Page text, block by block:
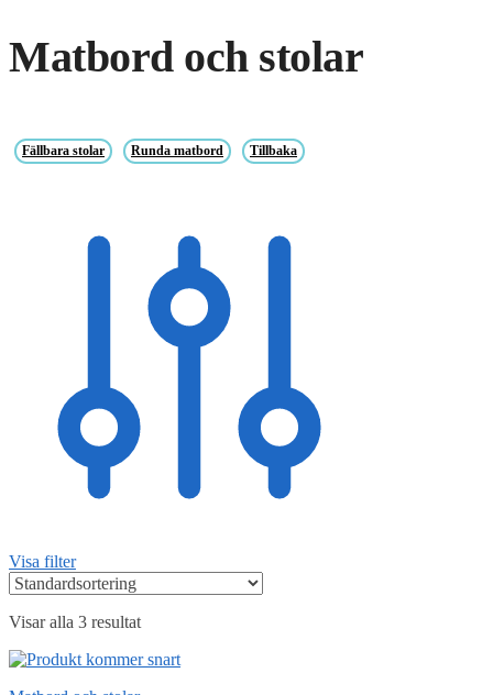
Matbord och stolar
Fällbara stolar Runda matbord Tillbaka
Visa filter
Visar alla 3 resultat